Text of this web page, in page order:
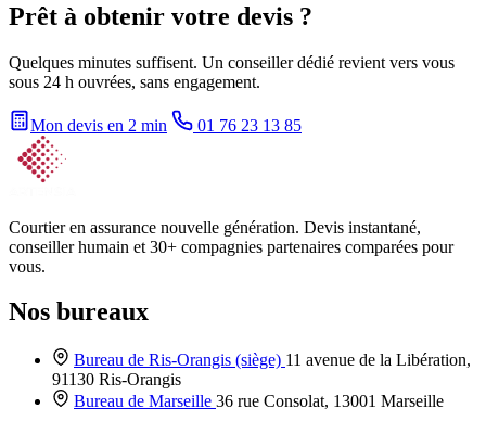
Prêt à obtenir votre devis ?
Quelques minutes suffisent. Un conseiller dédié revient vers vous
sous 24 h ouvrées, sans engagement.
Mon devis en 2 min 01 76 23 13 85
Courtier en assurance nouvelle génération. Devis instantané,
conseiller humain et 30+ compagnies partenaires comparées pour
vous.
Nos bureaux
Bureau de Ris-Orangis (siège) 11 avenue de la Libération,
91130 Ris-Orangis
Bureau de Marseille 36 rue Consolat, 13001 Marseille